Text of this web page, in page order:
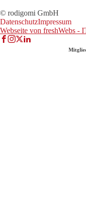
© rodigomi GmbH
DatenschutzImpressum
Webseite von freshWebs -